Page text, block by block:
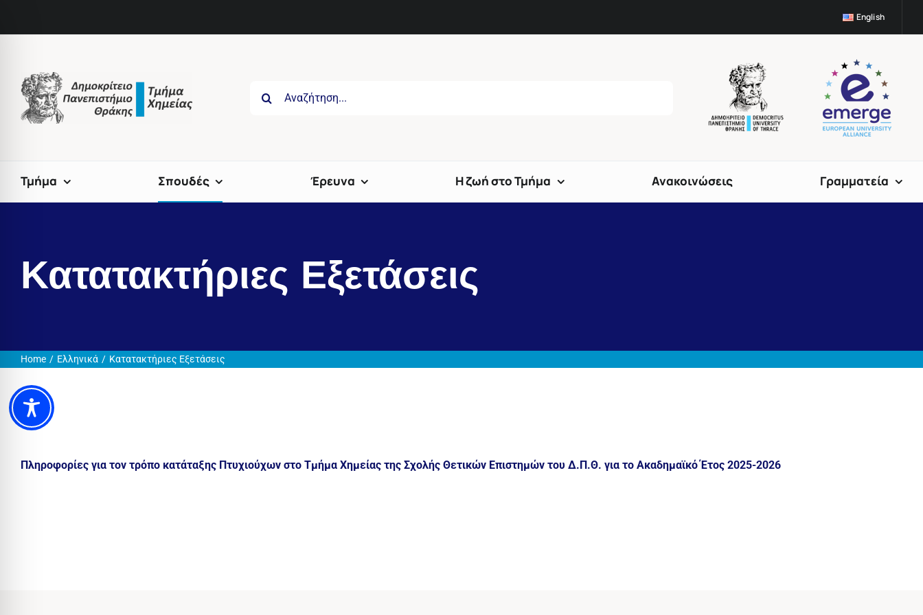
English
Τμήμα Σπουδές Έρευνα Η ζωή στο Τμήμα Ανακοινώσεις Γραμματεία
Κατατακτήριες Εξετάσεις
Home Ελληνικά Κατατακτήριες Εξετάσεις
Πληροφορίες για τον τρόπο κατάταξης Πτυχιούχων στο Τμήμα Χημείας της Σχολής Θετικών Επιστημών του Δ.Π.Θ. για το Ακαδημαϊκό Έτος 2025-2026